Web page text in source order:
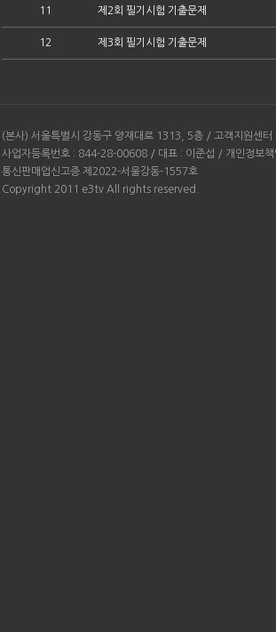
11 제2회 필기시험 기출문제
12 제3회 필기시험 기출문제
(본사) 서울특별시 강동구 양재대로 1313, 5층 / 고객지원센
사업자등록번호 : 844-28-00608 / 대표 : 이준섭 / 개인정보책
통신판매업신고증 제2022-서울강동-1557호
Copyright 2011 e3tv All rights reserved.